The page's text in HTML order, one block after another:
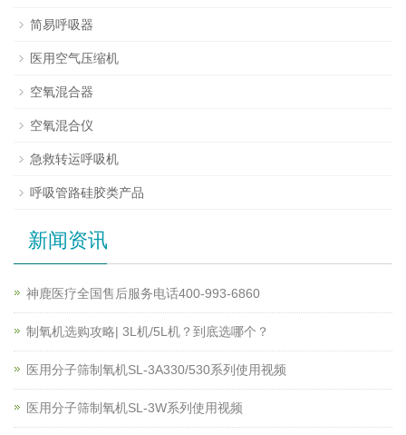
简易呼吸器
医用空气压缩机
空氧混合器
空氧混合仪
急救转运呼吸机
呼吸管路硅胶类产品
新闻资讯
神鹿医疗全国售后服务电话400-993-6860
制氧机选购攻略| 3L机/5L机？到底选哪个？
医用分子筛制氧机SL-3A330/530系列使用视频
医用分子筛制氧机SL-3W系列使用视频